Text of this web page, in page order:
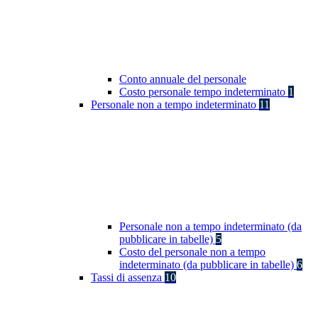
Conto annuale del personale
Costo personale tempo indeterminato 1
Personale non a tempo indeterminato 11
Personale non a tempo indeterminato (da
pubblicare in tabelle) 5
Costo del personale non a tempo
indeterminato (da pubblicare in tabelle) 6
Tassi di assenza 10